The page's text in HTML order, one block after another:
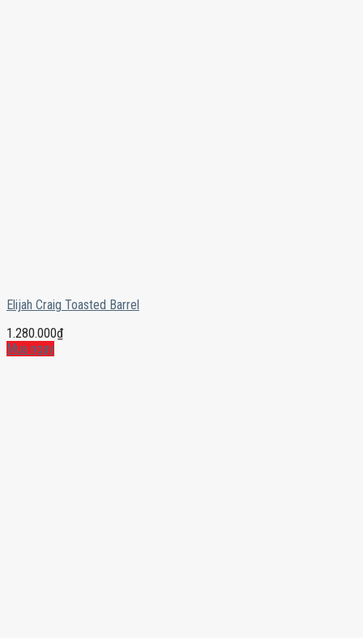
Elijah Craig Toasted Barrel
1.280.000₫
Mua ngay